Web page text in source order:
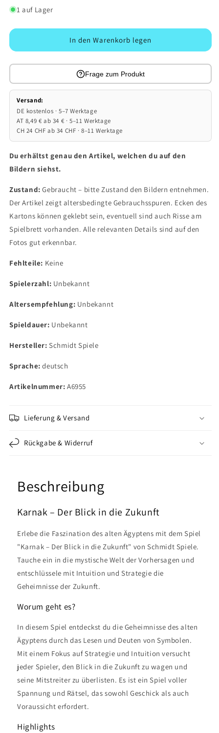
1 auf Lager
In den Warenkorb legen
Frage zum Produkt
Versand:
DE kostenlos · 5–7 Werktage
AT 8,49 € ab 34 € · 5–11 Werktage
CH 24 CHF ab 34 CHF · 8–11 Werktage
Du erhältst genau den Artikel, welchen du auf den
Bildern siehst.
Zustand: Gebraucht – bitte Zustand den Bildern entnehmen.
Der Artikel zeigt altersbedingte Gebrauchsspuren. Ecken des
Kartons können geklebt sein, eventuell sind auch Risse am
Spielbrett vorhanden. Alle relevanten Details sind auf den
Fotos gut erkennbar.
Fehlteile: Keine
Spielerzahl: Unbekannt
Altersempfehlung: Unbekannt
Spieldauer: Unbekannt
Hersteller: Schmidt Spiele
Sprache: deutsch
Artikelnummer: A6955
Lieferung & Versand
Rückgabe & Widerruf
Beschreibung
Karnak – Der Blick in die Zukunft
Erlebe die Faszination des alten Ägyptens mit dem Spiel
"Karnak – Der Blick in die Zukunft" von Schmidt Spiele.
Tauche ein in die mystische Welt der Vorhersagen und
entschlüssele mit Intuition und Strategie die
Geheimnisse der Zukunft.
Worum geht es?
In diesem Spiel entdeckst du die Geheimnisse des alten
Ägyptens durch das Lesen und Deuten von Symbolen.
Mit einem Fokus auf Strategie und Intuition versucht
jeder Spieler, den Blick in die Zukunft zu wagen und
seine Mitstreiter zu überlisten. Es ist ein Spiel voller
Spannung und Rätsel, das sowohl Geschick als auch
Voraussicht erfordert.
Highlights